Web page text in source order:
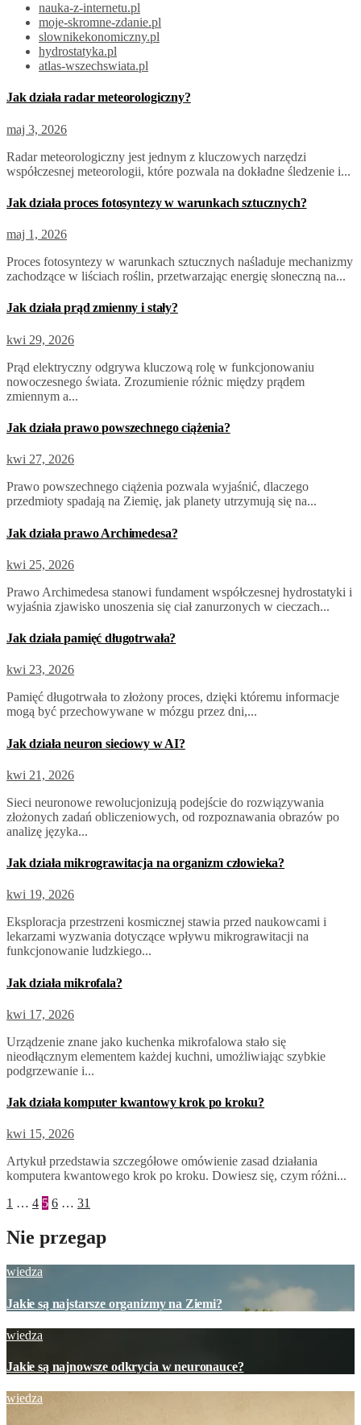
nauka-z-internetu.pl
moje-skromne-zdanie.pl
slownikekonomiczny.pl
hydrostatyka.pl
atlas-wszechswiata.pl
Jak działa radar meteorologiczny?
maj 3, 2026
Radar meteorologiczny jest jednym z kluczowych narzędzi
współczesnej meteorologii, które pozwala na dokładne śledzenie i...
Jak działa proces fotosyntezy w warunkach sztucznych?
maj 1, 2026
Proces fotosyntezy w warunkach sztucznych naśladuje mechanizmy
zachodzące w liściach roślin, przetwarzając energię słoneczną na...
Jak działa prąd zmienny i stały?
kwi 29, 2026
Prąd elektryczny odgrywa kluczową rolę w funkcjonowaniu
nowoczesnego świata. Zrozumienie różnic między prądem
zmiennym a...
Jak działa prawo powszechnego ciążenia?
kwi 27, 2026
Prawo powszechnego ciążenia pozwala wyjaśnić, dlaczego
przedmioty spadają na Ziemię, jak planety utrzymują się na...
Jak działa prawo Archimedesa?
kwi 25, 2026
Prawo Archimedesa stanowi fundament współczesnej hydrostatyki i
wyjaśnia zjawisko unoszenia się ciał zanurzonych w cieczach...
Jak działa pamięć długotrwała?
kwi 23, 2026
Pamięć długotrwała to złożony proces, dzięki któremu informacje
mogą być przechowywane w mózgu przez dni,...
Jak działa neuron sieciowy w AI?
kwi 21, 2026
Sieci neuronowe rewolucjonizują podejście do rozwiązywania
złożonych zadań obliczeniowych, od rozpoznawania obrazów po
analizę języka...
Jak działa mikrograwitacja na organizm człowieka?
kwi 19, 2026
Eksploracja przestrzeni kosmicznej stawia przed naukowcami i
lekarzami wyzwania dotyczące wpływu mikrograwitacji na
funkcjonowanie ludzkiego...
Jak działa mikrofala?
kwi 17, 2026
Urządzenie znane jako kuchenka mikrofalowa stało się
nieodłącznym elementem każdej kuchni, umożliwiając szybkie
podgrzewanie i...
Jak działa komputer kwantowy krok po kroku?
kwi 15, 2026
Artykuł przedstawia szczegółowe omówienie zasad działania
komputera kwantowego krok po kroku. Dowiesz się, czym różni...
Stronicowanie
wpisów
1 … 4 5 6 … 31
Nie przegap
wiedza
Jakie są najstarsze organizmy na Ziemi?
wiedza
Jakie są najnowsze odkrycia w neuronauce?
wiedza